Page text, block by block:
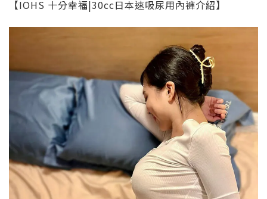
【IOHS 十分幸福|30cc日本速吸尿用內褲介紹】